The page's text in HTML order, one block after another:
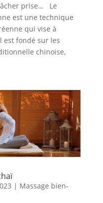
prise… Le
est une technique
qui vise à
est fondé sur les
chinoise,
| Massage bien-